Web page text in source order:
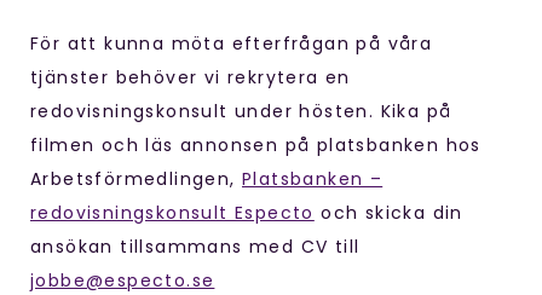
För att kunna möta efterfrågan på våra
tjänster behöver vi rekrytera en
redovisningskonsult under hösten. Kika på
filmen och läs annonsen på platsbanken hos
Arbetsförmedlingen, Platsbanken –
redovisningskonsult Especto och skicka din
ansökan tillsammans med CV till
jobbe@especto.se